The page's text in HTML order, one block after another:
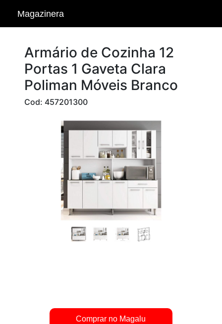
Magazinera
Armário de Cozinha 12
Portas 1 Gaveta Clara
Poliman Móveis Branco
Cod: 457201300